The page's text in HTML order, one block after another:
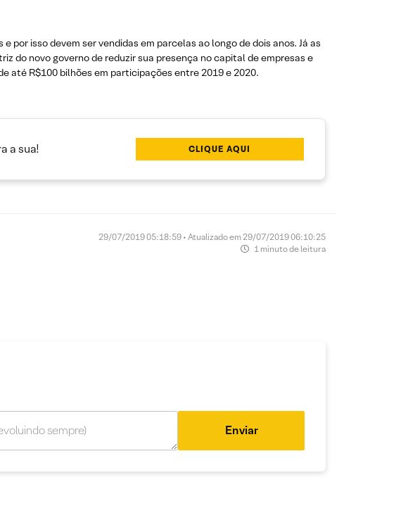
por isso devem ser vendidas em parcelas ao longo de dois anos. Já as
do novo governo de reduzir sua presença no capital de empresas e
até R$100 bilhões em participações entre 2019 e 2020.
a sua! CLIQUE AQUI
29/07/2019 05:18:59 • Atualizado em 29/07/2019 06:10:25
1 minuto de leitura
Enviar